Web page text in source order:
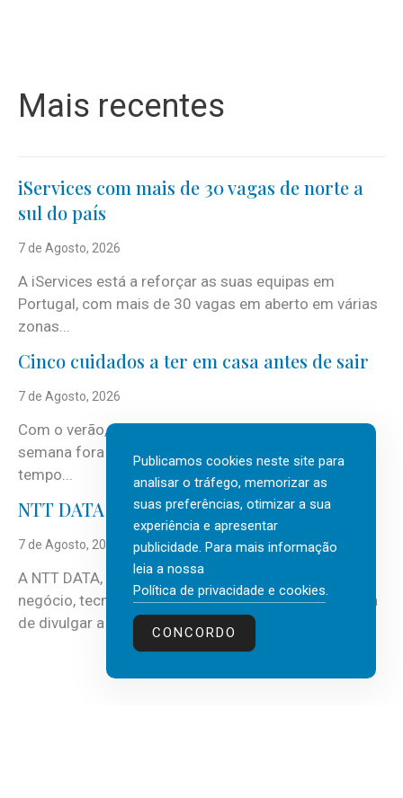
Mais recentes
iServices com mais de 30 vagas de norte a
sul do país
7 de Agosto, 2026
A iServices está a reforçar as suas equipas em
Portugal, com mais de 30 vagas em aberto em várias
zonas...
Cinco cuidados a ter em casa antes de sair
7 de Agosto, 2026
Com o verão, chegam também as férias, os fins-de-
semana fora e os dias em que a casa fica mais
tempo...
NTT DATA Insurtech Global Outlook 2026
7 de Agosto, 2026
A NTT DATA, consultora global em serviços de
negócio, tecnologia e inteligência artificial (IA), acaba
de divulgar a mais recente...
Publicamos cookies neste site para
analisar o tráfego, memorizar as
suas preferências, otimizar a sua
experiência e apresentar
publicidade. Para mais informação
leia a nossa
Política de privacidade e cookies.
CONCORDO